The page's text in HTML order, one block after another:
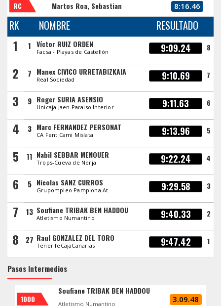
RC Martos Roa, Sebastian 8:16.46
RK NOMBRE RESULTADO
1 1 Víctor RUIZ ORDEN
Facsa - Playas de Castellón 9:09.24 8
2 7 Manex CIVICO URRETABIZKAIA
Real Sociedad 9:10.69 7
3 9 Roger SURIA ASENSIO
Unicaja Jaen Paraiso Interior 9:11.63 6
4 3 Marc FERNANDEZ PERSONAT
CA Fent Cami Mislata 9:13.96 5
5 11 Nabil SEBBAR MENOUER
Trops-Cueva de Nerja 9:22.24 4
6 5 Nicolas SANZ CURROS
Grupompleo Pamplona At 9:29.58 3
7 13 Soufiane TRIBAK BEN HADDOU
Atletismo Numantino 9:40.33 2
8 27 Raul GONZALEZ DEL TORO
TenerifeCajaCanarias 9:47.42 1
Pasos Intermedios
1000
Soufiane TRIBAK BEN HADDOU
Atletismo Numantino 3.09.48